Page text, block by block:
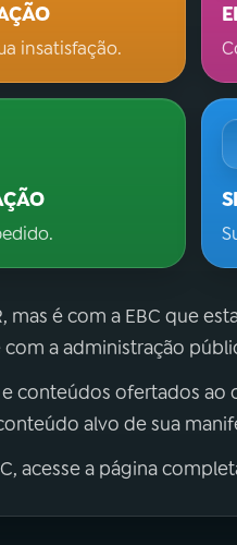
insatisfação.
é com a EBC que
a administração
conteúdos ofertados ao
alvo de sua
acesse a página